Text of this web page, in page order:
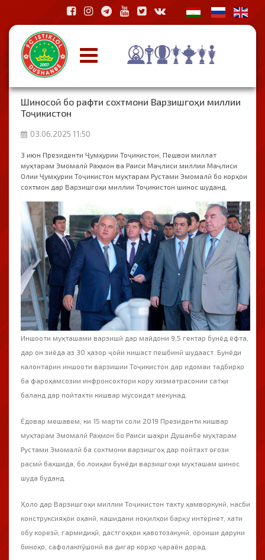
Шиносоӣ бо рафти сохтмони Варзишгоҳи миллии
Тоҷикистон
03.06.2025 11:50
3 июн Президенти Ҷумҳурии Тоҷикистон, Пешвои миллат
муҳтарам Эмомалӣ Раҳмон ва Раиси Маҷлиси миллии Маҷлиси
Олии Ҷумҳурии Тоҷикистон муҳтарам Рустами Эмомалӣ бо корҳои
сохтмон дар Варзишгоҳи миллии Тоҷикистон шинос шуданд.
Иншооти муҳташами варзишӣ дар майдони 9,5 гектар бунёд ёфта,
дар он зиёда аз 30 ҳазор ҷойи нишаст пешбинӣ шудааст. Бунёди
калонтарин иншооти варзишии Тоҷикистон дар идомаи тадбирҳо
ба фароҳамсозии инфронсохтори кору хизматрасонии сатҳи
баланд дар пойтахти кишвар мусоидат мекунад.
Ёдовар мешавем, ки 15 марти соли 2019 Президенти кишвар
муҳтарам Эмомалӣ Раҳмон бо Раиси шаҳри Душанбе муҳтарам
Рустами Эмомалӣ ба сохтмони варзишгоҳ дар пойтахт оғози
расмӣ бахшида, бо лоиҳаи бунёди варзишгоҳи муҳташам шинос
шуда буданд.
Ҳоло дар Варзишгоҳи миллии Тоҷикистон тахту ҳамворкунӣ, насби
конструксияҳои оҳанӣ, кашидани ноқилҳои барқу интернет, хати
обу корезӣ, гармидиҳӣ, дастгоҳҳои ҳавотозакунӣ, ороиши даруни
биноҳо, сафолакпӯшонӣ ва дигар корҳо ҷараён дорад.